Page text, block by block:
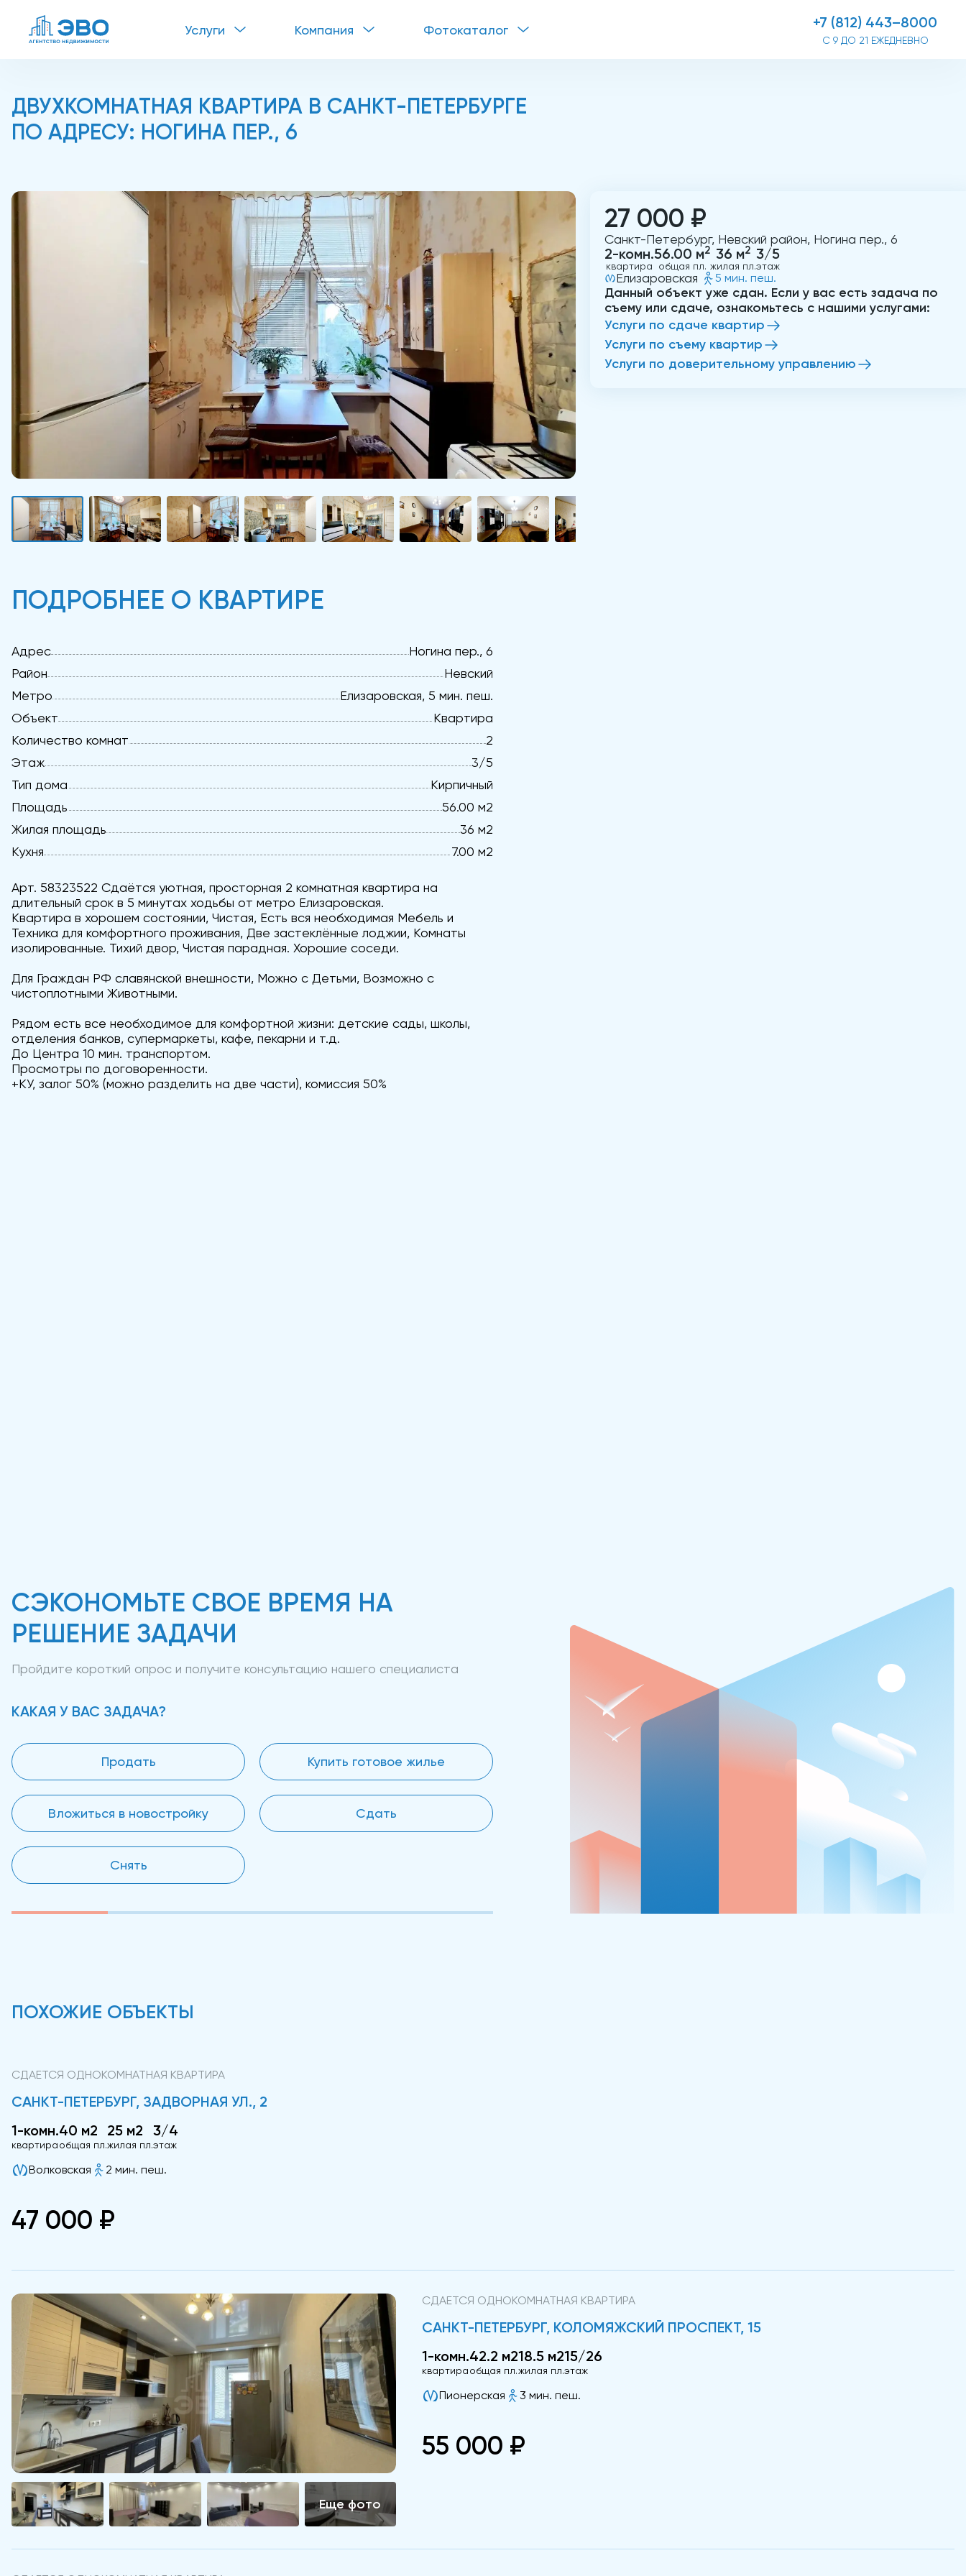
Услуги Компания Фотокаталог +7 (812) 443–8000
С 9 ДО 21 ЕЖЕДНЕВНО
ДВУХКОМНАТНАЯ КВАРТИРА В САНКТ-ПЕТЕРБУРГЕ
ПО АДРЕСУ: НОГИНА ПЕР., 6
ПОДРОБНЕЕ О КВАРТИРЕ
Адрес
Ногина пер., 6
Район
Невский
Метро
Елизаровская, 5 мин. пеш.
Объект
Квартира
Количество комнат
2
Этаж
3/5
Тип дома
Кирпичный
Площадь
56.00 м2
Жилая площадь
36 м2
Кухня
7.00 м2
Арт. 58323522 Сдаётся уютная, просторная 2 комнатная квартира на
длительный срок в 5 минутах ходьбы от метро Елизаровская.
Квартира в хорошем состоянии, Чистая, Есть вся необходимая Мебель и
Техника для комфортного проживания, Две застеклённые лоджии, Комнаты
изолированные. Тихий двор, Чистая парадная. Хорошие соседи.
Для Граждан РФ славянской внешности, Можно с Детьми, Возможно с
чистоплотными Животными.
Рядом есть все необходимое для комфортной жизни: детские сады, школы,
отделения банков, супермаркеты, кафе, пекарни и т.д.
До Центра 10 мин. транспортом.
Просмотры по договоренности.
+КУ, залог 50% (можно разделить на две части), комиссия 50%
27 000 ₽
Санкт-Петербург, Невский район, Ногина пер., 6
2-комн.
квартира
56.00 м2
общая пл.
36 м2
жилая пл.
3/5
этаж
Елизаровская 5 мин. пеш.
Данный объект уже сдан. Если у вас есть задача по
съему или сдаче, ознакомьтесь с нашими услугами:
Услуги по сдаче квартир
Услуги по съему квартир
Услуги по доверительному управлению
СЭКОНОМЬТЕ СВОЕ ВРЕМЯ НА
РЕШЕНИЕ ЗАДАЧИ
Пройдите короткий опрос и получите консультацию нашего специалиста
КАКАЯ У ВАС ЗАДАЧА?
Продать Купить готовое жилье
Вложиться в новостройку Сдать
Снять
ПОХОЖИЕ ОБЪЕКТЫ
СДАЕТСЯ ОДНОКОМНАТНАЯ КВАРТИРА
САНКТ-ПЕТЕРБУРГ, ЗАДВОРНАЯ УЛ., 2
1-комн.
квартира
40 м2
общая пл.
25 м2
жилая пл.
3/4
этаж
Волковская 2 мин. пеш.
47 000 ₽
СДАЕТСЯ ОДНОКОМНАТНАЯ КВАРТИРА
САНКТ-ПЕТЕРБУРГ, КОЛОМЯЖСКИЙ ПРОСПЕКТ, 15
1-комн.
квартира
42.2 м2
общая пл.
18.5 м2
жилая пл.
15/26
этаж
Пионерская 3 мин. пеш.
55 000 ₽